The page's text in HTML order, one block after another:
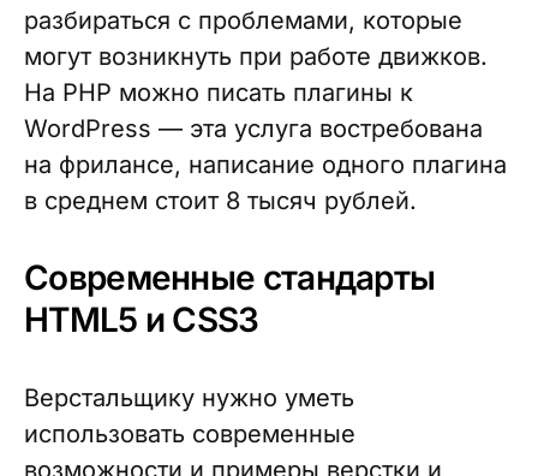
разбираться с проблемами, которые
могут возникнуть при работе движков.
На PHP можно писать плагины к
WordPress — эта услуга востребована
на фрилансе, написание одного плагина
в среднем стоит 8 тысяч рублей.
Современные стандарты
HTML5 и CSS3
Верстальщику нужно уметь
использовать современные
возможности и примеры верстки и